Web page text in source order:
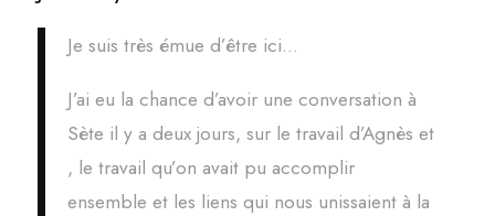
Je suis très émue d’être ici…
J’ai eu la chance d’avoir une conversation à
Sète il y a deux jours, sur le travail d’Agnès et
, le travail qu’on avait pu accomplir
ensemble et les liens qui nous unissaient à la